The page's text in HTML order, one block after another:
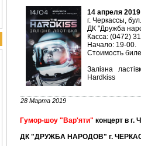
14 апреля
г. Черкассы,
ДК "Дружба
Касса: (0472)
Начало: 19-00.
Стоимость
Залізна
Hardkiss
28 Марта 2019
Гумор-шоу "Вар'яти" концерт в г.
ДК "ДРУЖБА НАРОДОВ" г.